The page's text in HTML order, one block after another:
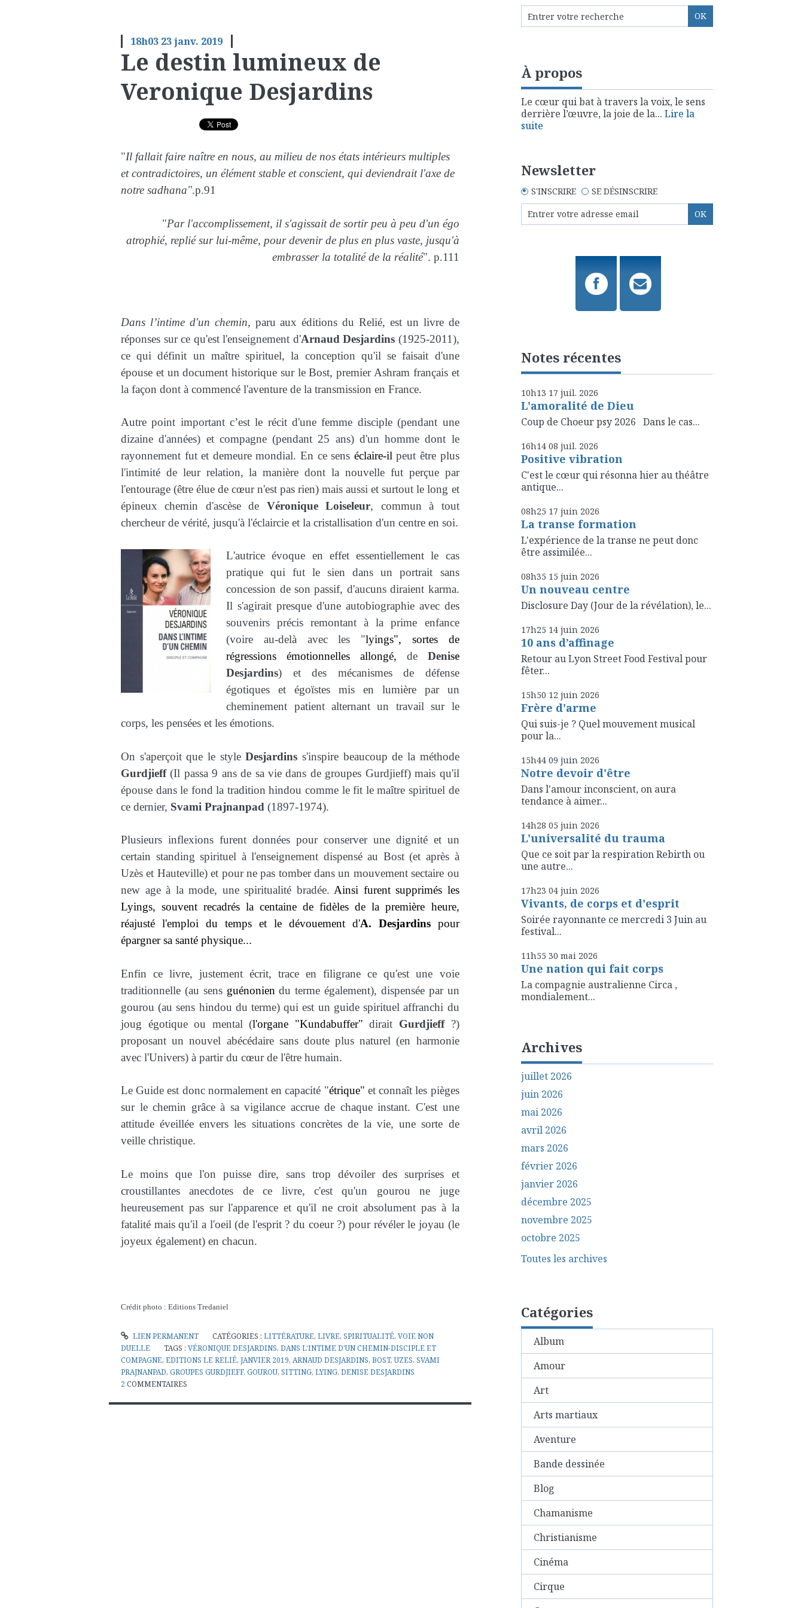
18h03 23janv. 2019
Le destin lumineux de
Veronique Desjardins
"Il fallait faire naître en nous, au milieu de nos états intérieurs multiples
et contradictoires, un élément stable et conscient, qui deviendrait l'axe de
notre sadhana".p.91
"Par l'accomplissement, il s'agissait de sortir peu à peu d'un égo
atrophié, replié sur lui-même, pour devenir de plus en plus vaste, jusqu'à
embrasser la totalité de la réalité". p.111
Dans l’intime d'un chemin, paru aux éditions du Relié, est un livre de
réponses sur ce qu'est l'enseignement d'Arnaud Desjardins (1925-2011),
ce qui définit un maître spirituel, la conception qu'il se faisait d'une
épouse et un document historique sur le Bost, premier Ashram français et
la façon dont à commencé l'aventure de la transmission en France.
Autre point important c’est le récit d'une femme disciple (pendant une
dizaine d'années) et compagne (pendant 25 ans) d'un homme dont le
rayonnement fut et demeure mondial. En ce sens éclaire-il peut être plus
l'intimité de leur relation, la manière dont la nouvelle fut perçue par
l'entourage (être élue de cœur n'est pas rien) mais aussi et surtout le long et
épineux chemin d'ascèse de Véronique Loiseleur, commun à tout
chercheur de vérité, jusqu'à l'éclaircie et la cristallisation d'un centre en soi.
L'autrice évoque en effet essentiellement le cas
pratique qui fut le sien dans un portrait sans
concession de son passif, d'aucuns diraient karma.
Il s'agirait presque d'une autobiographie avec des
souvenirs précis remontant à la prime enfance
(voire au-delà avec les "lyings", sortes de
régressions émotionnelles allongé, deDenise
Desjardins) et des mécanismes de défense
égotiques et égoïstes mis en lumière par un
cheminement patient alternant un travail sur le
corps, les pensées et les émotions.
On s'aperçoit que le styleDesjardins s'inspire beaucoup de la méthode
Gurdjieff(Il passa 9 ans de sa vie dans de groupes Gurdjieff) mais qu'il
épouse dans le fond la tradition hindou comme le fit le maître spirituel de
ce dernier, Svami Prajnanpad (1897-1974).
Plusieurs inflexions furent données pour conserver une dignité et un
certain standing spirituel à l'enseignement dispensé au Bost (et après à
Uzès et Hauteville) et pour ne pas tomber dans un mouvement sectaire ou
new age à la mode, une spiritualité bradée.Ainsi furent supprimés les
Lyings, souvent recadrés la centaine de fidèles de la première heure,
réajusté l'emploi du temps et le dévouement d'A. Desjardinspour
épargner sa santé physique...
Enfin ce livre, justement écrit, trace en filigrane ce qu'est une voie
traditionnelle (au sens guénonien du terme également), dispensée par un
gourou (au sens hindou du terme) qui est un guide spirituel affranchi du
joug égotique ou mental (l'organe "Kundabuffer" dirait Gurdjieff?)
proposant un nouvel abécédaire sans doute plus naturel (en harmonie
avec l'Univers) à partir du cœur de l'être humain.
Le Guide est donc normalement en capacité "étrique" et connaît les pièges
sur le chemin grâce à sa vigilance accrue de chaque instant. C'est une
attitude éveillée envers les situations concrètes de la vie, une sorte de
veille christique.
Le moins que l'on puisse dire, sans trop dévoiler des surprises et
croustillantes anecdotes de ce livre, c'est qu'un gourou ne juge
heureusement pas sur l'apparence et qu'il ne croit absolument pas à la
fatalité mais qu'il a l'oeil (de l'esprit ? du coeur ?) pour révéler le joyau (le
joyeux également) en chacun.
Crédit photo : Editions Tredaniel
LIEN PERMANENT CATÉGORIES :LITTÉRATURE,LIVRE,SPIRITUALITÉ,VOIE NON
DUELLE
TAGS : VÉRONIQUE DESJARDINS, DANS L'INTIME D'UN CHEMIN-DISCIPLE ET
COMPAGNE, EDITIONS LE RELIÉ, JANVIER 2019, ARNAUD DESJARDINS, BOST,UZES, SVAMI
PRAJNANPAD, GROUPES GURDJIEFF, GOUROU, SITTING, LYING, DENISE DESJARDINS
2 COMMENTAIRES
À propos
Le cœur qui bat à travers la voix, le sens
derrière l’œuvre, la joie de la... Lire la
suite
Newsletter
S'INSCRIRE SE DÉSINSCRIRE
Notes récentes
10h13 17 juil. 2026
L'amoralité de Dieu
Coup de Choeur psy 2026 Dans le cas...
16h14 08 juil. 2026
Positive vibration
C'est le cœur qui résonna hier au théâtre
antique...
08h25 17 juin 2026
La transe formation
L'expérience de la transe ne peut donc
être assimilée...
08h35 15 juin 2026
Un nouveau centre
Disclosure Day (Jour de la révélation), le...
17h25 14 juin 2026
10 ans d’affinage
Retour au Lyon Street Food Festival pour
fêter...
15h50 12 juin 2026
Frère d'arme
Qui suis-je ? Quel mouvement musical
pour la...
15h44 09 juin 2026
Notre devoir d'être
Dans l'amour inconscient, on aura
tendance à aimer...
14h28 05 juin 2026
L'universalité du trauma
Que ce soit par la respiration Rebirth ou
une autre...
17h23 04 juin 2026
Vivants, de corps et d'esprit
Soirée rayonnante ce mercredi 3 Juin au
festival...
11h55 30 mai 2026
Une nation qui fait corps
La compagnie australienne Circa ,
mondialement...
Archives
juillet 2026
juin 2026
mai 2026
avril 2026
mars 2026
février 2026
janvier 2026
décembre 2025
novembre 2025
octobre 2025
Toutes les archives
Catégories
Album
Amour
Art
Arts martiaux
Aventure
Bande dessinée
Blog
Chamanisme
Christianisme
Cinéma
Cirque